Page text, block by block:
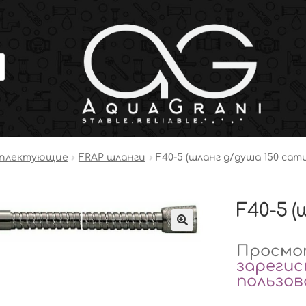
FRAP шланги F40-5 (шланг д/душа 150
F40-5